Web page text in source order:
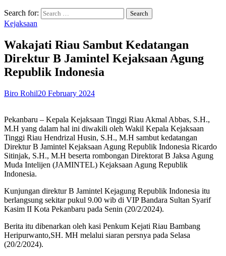
Search for:
Kejaksaan
Wakajati Riau Sambut Kedatangan
Direktur B Jamintel Kejaksaan Agung
Republik Indonesia
Biro Rohil20 February 2024
Pekanbaru – Kepala Kejaksaan Tinggi Riau Akmal Abbas, S.H.,
M.H yang dalam hal ini diwakili oleh Wakil Kepala Kejaksaan
Tinggi Riau Hendrizal Husin, S.H., M.H sambut kedatangan
Direktur B Jamintel Kejaksaan Agung Republik Indonesia Ricardo
Sitinjak, S.H., M.H beserta rombongan Direktorat B Jaksa Agung
Muda Intelijen (JAMINTEL) Kejaksaan Agung Republik
Indonesia.
Kunjungan direktur B Jamintel Kejagung Republik Indonesia itu
berlangsung sekitar pukul 9.00 wib di VIP Bandara Sultan Syarif
Kasim II Kota Pekanbaru pada Senin (20/2/2024).
Berita itu dibenarkan oleh kasi Penkum Kejati Riau Bambang
Heripurwanto,SH. MH melalui siaran persnya pada Selasa
(20/2/2024).